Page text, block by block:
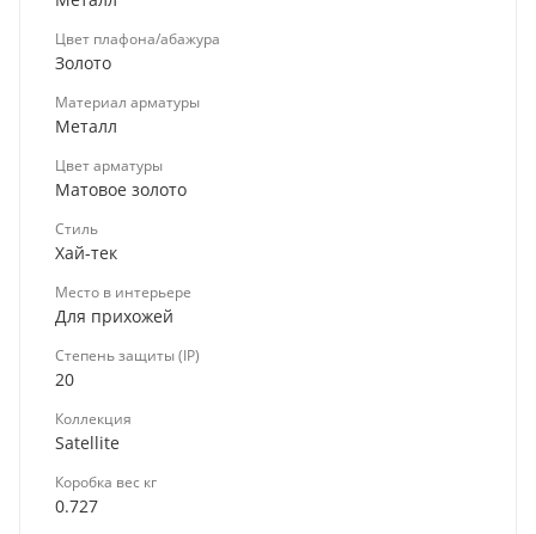
Цвет плафона/абажура
Золото
Материал арматуры
Металл
Цвет арматуры
Матовое золото
Стиль
Хай-тек
Место в интерьере
Для прихожей
Степень защиты (IP)
20
Коллекция
Satellite
Коробка вес кг
0.727